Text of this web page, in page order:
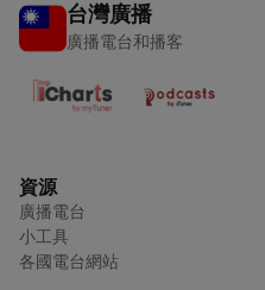
台灣廣播
廣播電台和播客
資源
廣播電台
小工具
各國電台網站